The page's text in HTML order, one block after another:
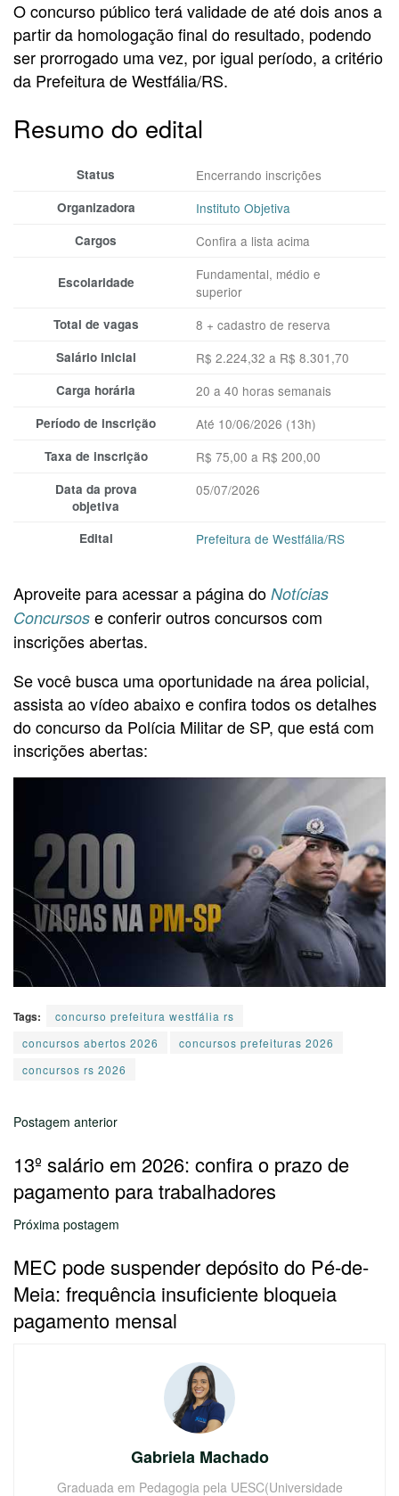
O concurso público terá validade de até dois anos a
partir da homologação final do resultado, podendo
ser prorrogado uma vez, por igual período, a critério
da Prefeitura de Westfália/RS.
Resumo do edital
Status Encerrando inscrições
Organizadora Instituto Objetiva
Cargos Confira a lista acima
Escolaridade
Fundamental, médio e
superior
Total de vagas 8 + cadastro de reserva
Salário inicial R$ 2.224,32 a R$ 8.301,70
Carga horária 20 a 40 horas semanais
Período de inscrição Até 10/06/2026 (13h)
Taxa de inscrição R$ 75,00 a R$ 200,00
Data da prova
objetiva
05/07/2026
Edital Prefeitura de Westfália/RS
Aproveite para acessar a página do Notícias
Concursos e conferir outros concursos com
inscrições abertas.
Se você busca uma oportunidade na área policial,
assista ao vídeo abaixo e confira todos os detalhes
do concurso da Polícia Militar de SP, que está com
inscrições abertas:
Tags:
concurso prefeitura westfália rs
concursos abertos 2026
concursos prefeituras 2026
concursos rs 2026
Postagem anterior
13º salário em 2026: confira o prazo de
pagamento para trabalhadores
Próxima postagem
MEC pode suspender depósito do Pé-de-
Meia: frequência insuficiente bloqueia
pagamento mensal
Gabriela Machado
Graduada em Pedagogia pela UESC(Universidade